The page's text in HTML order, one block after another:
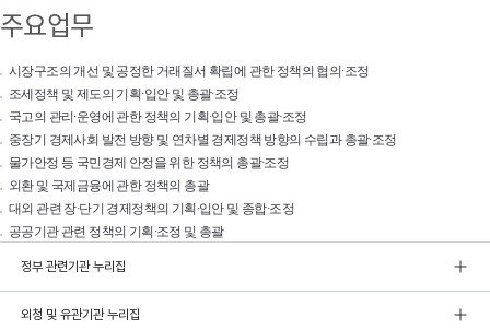
주요업무
시장구조의 개선 및 공정한 거래질서 확립에 관한 정책의 협의·조정
조세정책 및 제도의 기획·입안 및 총괄·조정
국고의 관리·운영에 관한 정책의 기획·입안 및 총괄·조정
중장기 경제사회 발전 방향 및 연차별 경제정책 방향의 수립과 총괄·조정
물가안정 등 국민경제 안정을 위한 정책의 총괄·조정
외환 및 국제금융에 관한 정책의 총괄
대외 관련 장·단기 경제정책의 기획·입안 및 종합·조정
공공기관 관련 정책의 기획·조정 및 총괄
정부 관련기관 누리집
외청 및 유관기관 누리집